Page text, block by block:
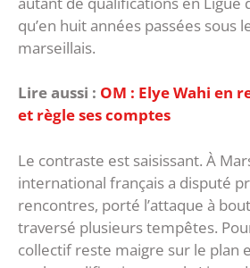
qu’en huit années passées sous
marseillais.
Lire aussi : OM : Elye Wahi en
et règle ses comptes
‎Le contraste est saisissant. À
international français a disputé
rencontres, porté l’attaque à
traversé plusieurs tempêtes.
collectif reste maigre sur le plan